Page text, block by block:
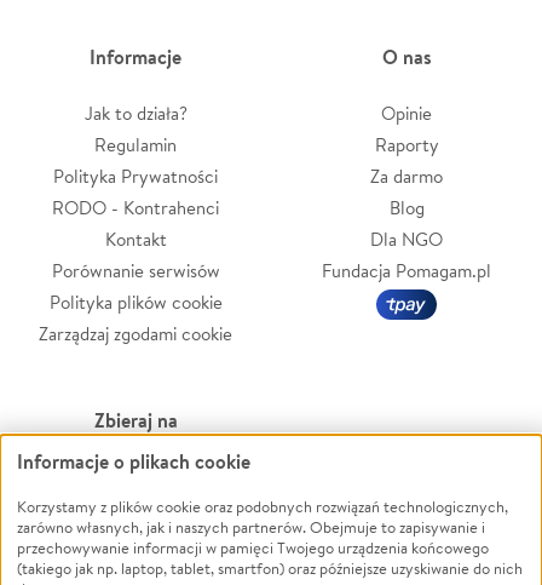
Informacje
Jak to działa?
Regulamin
Polityka Prywatności
RODO - Kontrahenci
Kontakt
Porównanie serwisów
Polityka plików cookie
Zarządzaj zgodami cookie
O nas
Opinie
Raporty
Za darmo
Blog
Dla NGO
Fundacja Pomagam.pl
Zbieraj na
Leczenie
Zwierzęta
Pożar
Ukraina
Powódź
Wichura
NGO
Informacje o plikach cookie
Korzystamy z plików cookie oraz podobnych rozwiązań technologicznych,
zarówno własnych, jak i naszych partnerów. Obejmuje to zapisywanie i
przechowywanie informacji w pamięci Twojego urządzenia końcowego
(takiego jak np. laptop, tablet, smartfon) oraz późniejsze uzyskiwanie do nich